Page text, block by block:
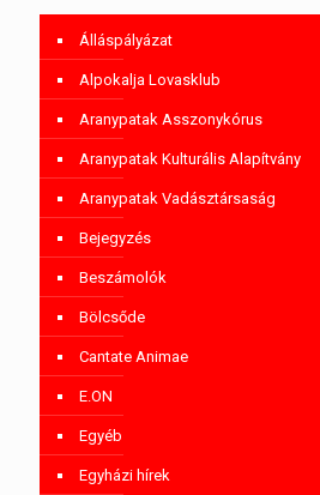
Álláspályázat
Alpokalja Lovasklub
Aranypatak Asszonykórus
Aranypatak Kulturális Alapítvány
Aranypatak Vadásztársaság
Bejegyzés
Beszámolók
Bölcsőde
Cantate Animae
E.ON
Egyéb
Egyházi hírek